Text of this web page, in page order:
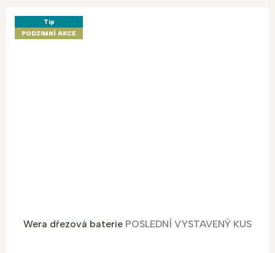
Tip
PODZIMNÍ AKCE
Wera dřezová baterie POSLEDNÍ VYSTAVENÝ KUS